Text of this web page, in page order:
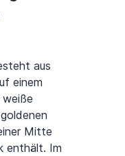
aus
einem
weiße
Mitte
enthält. Im